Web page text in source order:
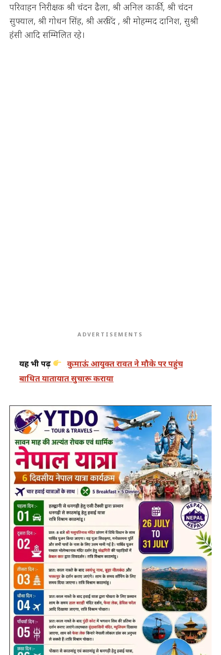
परिवाहन निरीक्षक श्री चंदन ढैला, श्री अनिल कार्की, श्री चंदन
सुफ्याल, श्री गोधन सिंह, श्री अरविंद , श्री मोहम्मद दानिश, सुश्री
हंसी आदि सम्मिलित रहे।
ADVERTISEMENTS
यह भी पढ़ें
कुमाऊं आयुक्त रावत ने मौके पर पहुंच
बाधित यातायात सुचारू कराया